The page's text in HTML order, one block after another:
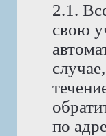
2.1.
свою
по